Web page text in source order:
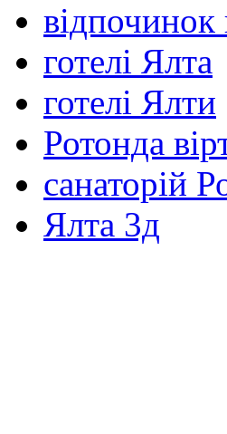
відпочинок
готелі Ялта
готелі Ялти
Ротонда
санаторій
Ялта 3д